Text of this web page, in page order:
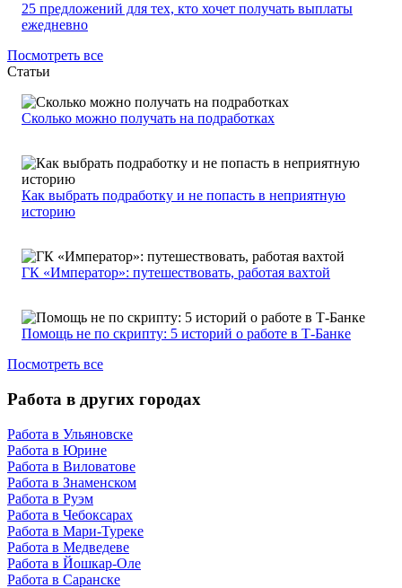
25 предложений для тех, кто хочет получать выплаты
ежедневно
Посмотреть все
Статьи
Сколько можно получать на подработках
Как выбрать подработку и не попасть в неприятную
историю
ГК «Император»: путешествовать, работая вахтой
Помощь не по скрипту: 5 историй о работе в Т-Банке
Посмотреть все
Работа в других городах
Работа в Ульяновске
Работа в Юрине
Работа в Виловатове
Работа в Знаменском
Работа в Руэм
Работа в Чебоксарах
Работа в Мари-Туреке
Работа в Медведеве
Работа в Йошкар-Оле
Работа в Саранске